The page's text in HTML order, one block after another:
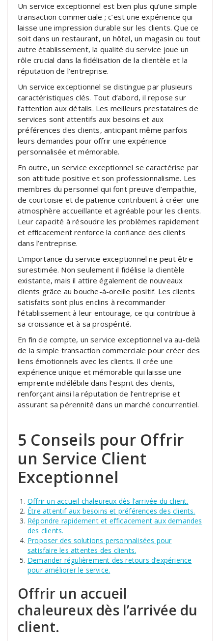
Un service exceptionnel est bien plus qu’une simple
transaction commerciale ; c’est une expérience qui
laisse une impression durable sur les clients. Que ce
soit dans un restaurant, un hôtel, un magasin ou tout
autre établissement, la qualité du service joue un
rôle crucial dans la fidélisation de la clientèle et la
réputation de l’entreprise.
Un service exceptionnel se distingue par plusieurs
caractéristiques clés. Tout d’abord, il repose sur
l’attention aux détails. Les meilleurs prestataires de
services sont attentifs aux besoins et aux
préférences des clients, anticipant même parfois
leurs demandes pour offrir une expérience
personnalisée et mémorable.
En outre, un service exceptionnel se caractérise par
son attitude positive et son professionnalisme. Les
membres du personnel qui font preuve d’empathie,
de courtoisie et de patience contribuent à créer une
atmosphère accueillante et agréable pour les clients.
Leur capacité à résoudre les problèmes rapidement
et efficacement renforce la confiance des clients
dans l’entreprise.
L’importance du service exceptionnel ne peut être
surestimée. Non seulement il fidélise la clientèle
existante, mais il attire également de nouveaux
clients grâce au bouche-à-oreille positif. Les clients
satisfaits sont plus enclins à recommander
l’établissement à leur entourage, ce qui contribue à
sa croissance et à sa prospérité.
En fin de compte, un service exceptionnel va au-delà
de la simple transaction commerciale pour créer des
liens émotionnels avec les clients. Il crée une
expérience unique et mémorable qui laisse une
empreinte indélébile dans l’esprit des clients,
renforçant ainsi la réputation de l’entreprise et
assurant sa pérennité dans un marché concurrentiel.
5 Conseils pour Offrir
un Service Client
Exceptionnel
Offrir un accueil chaleureux dès l’arrivée du client.
Être attentif aux besoins et préférences des clients.
Répondre rapidement et efficacement aux demandes
des clients.
Proposer des solutions personnalisées pour
satisfaire les attentes des clients.
Demander régulièrement des retours d’expérience
pour améliorer le service.
Offrir un accueil
chaleureux dès l’arrivée du
client.